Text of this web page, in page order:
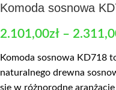
Komoda sosnowa
2.101,00zł –
Komoda sosnowa KD718
naturalnego drewna
się w różnorodne